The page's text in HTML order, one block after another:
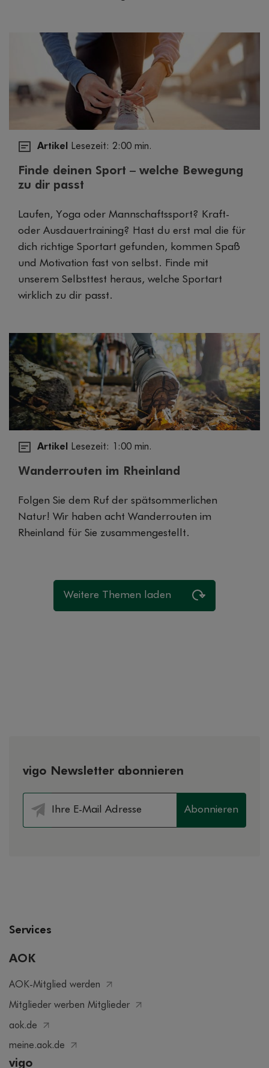
Artikel Lesezeit: 2:00 min.
Finde deinen Sport – welche Bewegung
zu dir passt
Laufen, Yoga oder Mannschaftssport? Kraft-
oder Ausdauertraining? Hast du erst mal die für
dich richtige Sportart gefunden, kommen Spaß
und Motivation fast von selbst. Finde mit
unserem Selbsttest heraus, welche Sportart
wirklich zu dir passt.
Artikel Lesezeit: 1:00 min.
Wanderrouten im Rheinland
Folgen Sie dem Ruf der spätsommerlichen
Natur! Wir haben acht Wanderrouten im
Rheinland für Sie zusammengestellt.
Weitere Themen laden
vigo Newsletter abonnieren
Abonnieren
Services
AOK
AOK-Mitglied werden
Mitglieder werben Mitglieder
aok.de
meine.aok.de
vigo